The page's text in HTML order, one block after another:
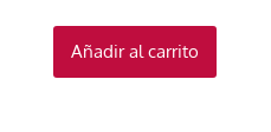
Añadir al carrito